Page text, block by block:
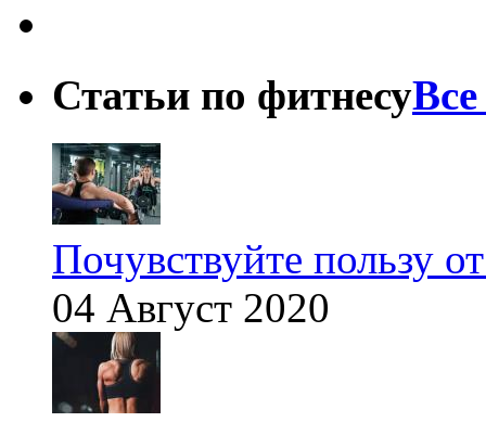
Статьи по фитнесу
Почувствуйте пользу
04 Август 2020